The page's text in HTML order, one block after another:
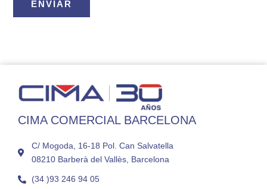
CIMA COMERCIAL BARCELONA
C/ Mogoda, 16-18 Pol. Can Salvatella
08210 Barberà del Vallès, Barcelona
(34 )93 246 94 05